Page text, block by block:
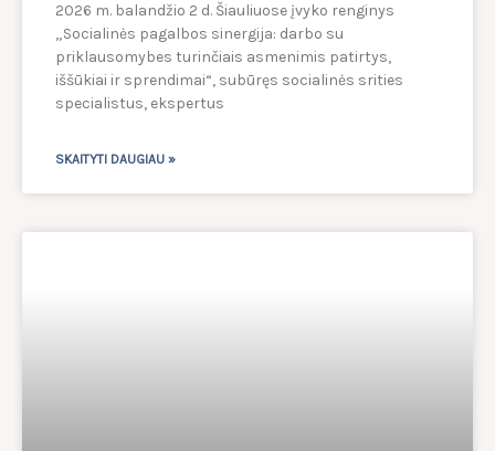
2026 m. balandžio 2 d. Šiauliuose įvyko renginys
„Socialinės pagalbos sinergija: darbo su
priklausomybes turinčiais asmenimis patirtys,
iššūkiai ir sprendimai“, subūręs socialinės srities
specialistus, ekspertus
SKAITYTI DAUGIAU »